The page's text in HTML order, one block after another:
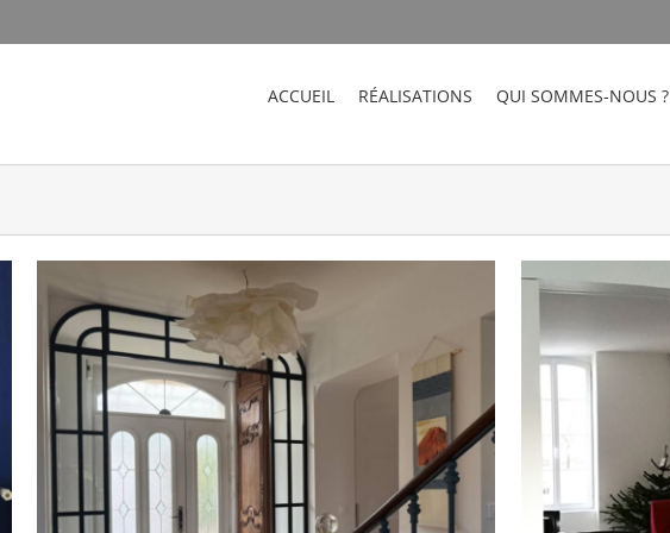
ACCUEIL RÉALISATIONS QUI SOMMES-NOUS ?